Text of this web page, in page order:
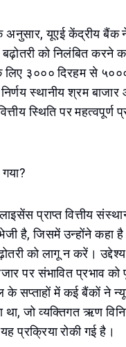
अनुसार, यूएई केंद्रीय
को निलंबित करने का
लिए ३००० दिरहम से
स्थानीय श्रम
स्थिति पर महत्वपूर्ण
प्राप्त वित्तीय
है, जिसमें उन्होंने कहा
को लागू न करें।
पर संभावित प्रभाव
के सप्ताहों में कई बैंकों ने
था, जो व्यक्तिगत ऋण
प्रक्रिया रोकी गई है।